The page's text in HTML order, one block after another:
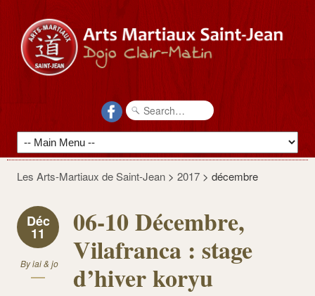
Les Arts-Martiaux de Saint-Jean > 2017 > décembre
Déc
11
Byiai & jo
06-10 Décembre,
Vilafranca : stage
d’hiver koryu